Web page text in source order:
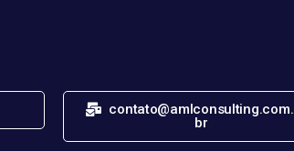
contato@amlconsulting.com.
br